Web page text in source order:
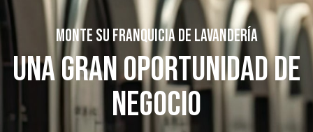
MONTE SU FRANQUICIA DE LAVANDERÍA
UNA GRAN OPORTUNIDADDE
NEGOCIO